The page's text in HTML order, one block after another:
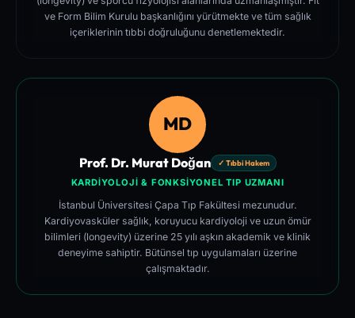
ve Form Bilim Kurulu başkanlığını yürütmekte ve tüm sağlık
içeriklerinin tıbbi doğruluğunu denetlemektedir.
MD
Prof. Dr. Murat Doğan ✓ Tıbbi Hakem
KARDIYOLOJI & FONKSIYONEL TIP UZMANI
İstanbul Üniversitesi Çapa Tıp Fakültesi mezunudur.
Kardiyovasküler sağlık, koruyucu kardiyoloji ve uzun ömür
bilimleri (longevity) üzerine 25 yılı aşkın akademik ve klinik
deneyime sahiptir. Bütünsel tıp uygulamaları üzerine
çalışmaktadır.